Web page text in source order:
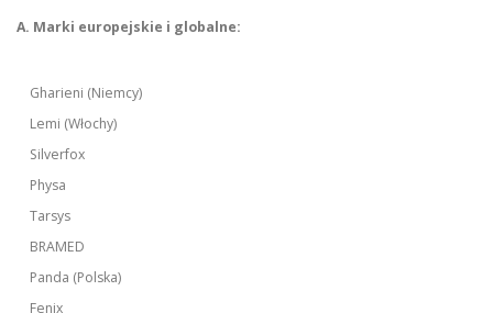
A. Marki europejskie i globalne:
Gharieni (Niemcy)
Lemi (Włochy)
Silverfox
Physa
Tarsys
BRAMED
Panda (Polska)
Fenix